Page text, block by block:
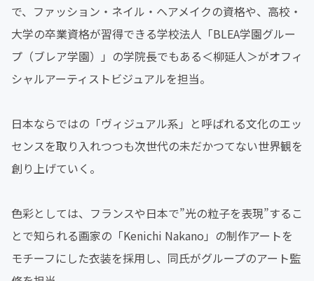
で、ファッション・ネイル・ヘアメイクの資格や、高校・
大学の卒業資格が習得できる学校法人「BLEA学園グルー
プ（ブレア学園）」の学院長でもある＜柳延人＞がオフィ
シャルアーティストビジュアルを担当。
日本ならではの「ヴィジュアル系」と呼ばれる文化のエッ
センスを取り入れつつも次世代の未だかつてない世界観を
創り上げていく。
色彩としては、フランスや日本で”光の粒子を表現”するこ
とで知られる画家の「Kenichi Nakano」の制作アートを
モチーフにした衣装を採用し、同氏がグループのアート監